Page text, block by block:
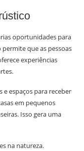
oportunidades para
que as pessoas
experiências
e espaços para receber
em pequenos
Isso gera uma
na natureza.